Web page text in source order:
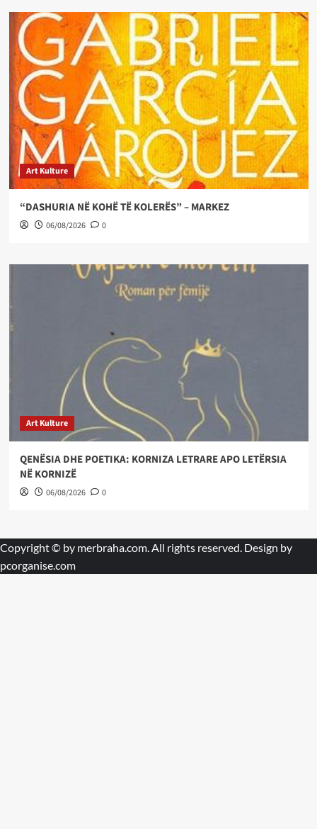
Art Kulture
“DASHURIA NË KOHË TË KOLERËS” – MARKEZ
06/08/2026 0
Art Kulture
QENËSIA DHE POETIKA: KORNIZA LETRARE APO LETËRSIA
NË KORNIZË
06/08/2026 0
Copyright © by merbraha.com. All rights reserved. Design by
pcorganise.com